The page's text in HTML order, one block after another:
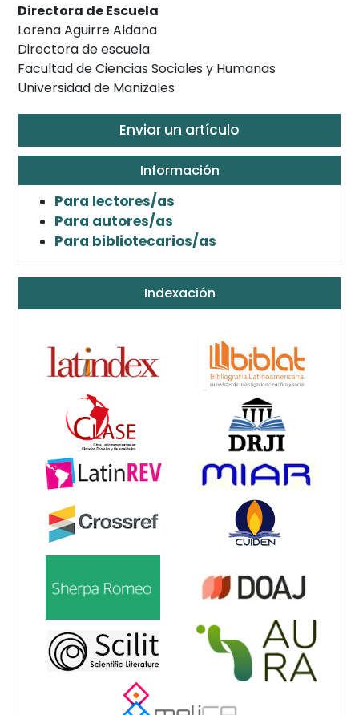
Directora de Escuela
Lorena Aguirre Aldana
Directora de escuela
Facultad de Ciencias Sociales y Humanas
Universidad de Manizales
Enviar un artículo
Información
Para lectores/as
Para autores/as
Para bibliotecarios/as
Indexación